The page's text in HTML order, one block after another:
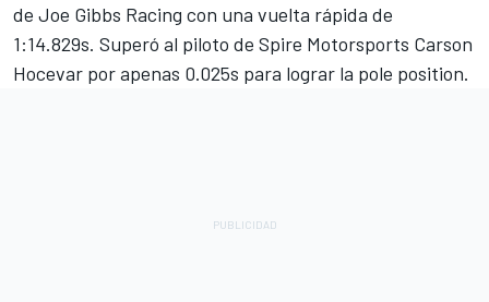
de Joe Gibbs Racing con una vuelta rápida de
1:14.829s. Superó al piloto de Spire Motorsports Carson
Hocevar por apenas 0.025s para lograr la pole position.